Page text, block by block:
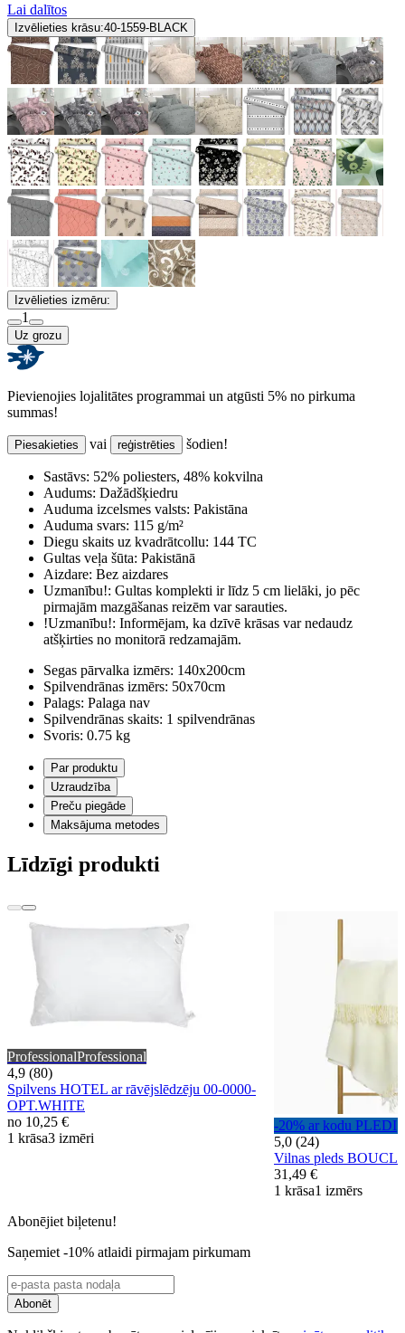
Lai dalītos
Izvēlieties krāsu:40-1559-BLACK
Izvēlieties izmēru:
1
Uz grozu
Pievienojies lojalitātes programmai un atgūsti 5% no pirkuma
summas!
Piesakieties vai reģistrēties šodien!
Sastāvs: 52% poliesters, 48% kokvilna
Audums: Dažādšķiedru
Auduma izcelsmes valsts: Pakistāna
Auduma svars: 115 g/m²
Diegu skaits uz kvadrātcollu: 144 TC
Gultas veļa šūta: Pakistānā
Aizdare: Bez aizdares
Uzmanību!: Gultas komplekti ir līdz 5 cm lielāki, jo pēc
pirmajām mazgāšanas reizēm var sarauties.
!Uzmanību!: Informējam, ka dzīvē krāsas var nedaudz
atšķirties no monitorā redzamajām.
Segas pārvalka izmērs: 140x200cm
Spilvendrānas izmērs: 50x70cm
Palags: Palaga nav
Spilvendrānas skaits: 1 spilvendrānas
Svoris: 0.75 kg
Par produktu
Uzraudzība
Preču piegāde
Maksājuma metodes
Līdzīgi produkti
ProfessionalProfessional
4,9 (80)
Spilvens HOTEL ar rāvējslēdzēju 00-0000-
OPT.WHITE
no 10,25 €
1 krāsa3 izmēri
-20% ar kodu PLEDI
5,0 (24)
Vilnas pleds
31,49 €
1 krāsa1 izmērs
Abonējiet biļetenu!
Saņemiet -10% atlaidi pirmajam pirkumam
Abonēt